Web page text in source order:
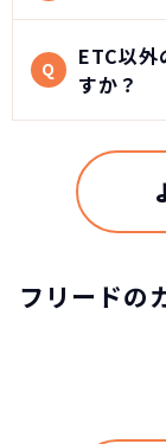
Q
ETC以外
すか？
フリードの